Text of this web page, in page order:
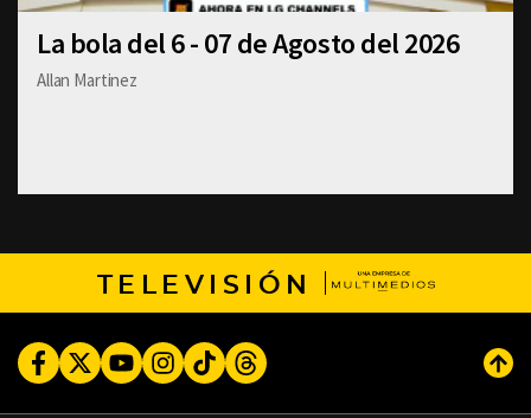
La bola del 6 - 07 de Agosto del 2026
Allan Martinez
TELEVISIÓN
FacebookTwitterYoutubeInstagram
TikTokThreads